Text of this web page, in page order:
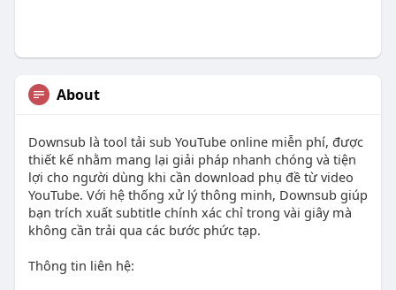
About
Downsub là tool tải sub YouTube online miễn phí, được
thiết kế nhằm mang lại giải pháp nhanh chóng và tiện
lợi cho người dùng khi cần download phụ đề từ video
YouTube. Với hệ thống xử lý thông minh, Downsub giúp
bạn trích xuất subtitle chính xác chỉ trong vài giây mà
không cần trải qua các bước phức tạp.
Thông tin liên hệ: